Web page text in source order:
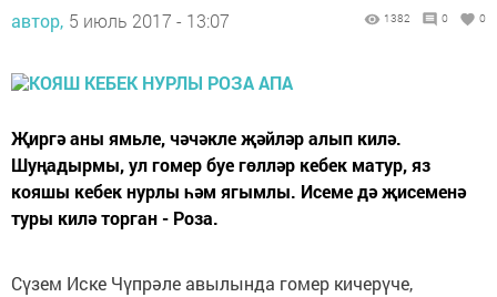
автор, 5 июль 2017 - 13:07 1382 0 0
Җиргә аны ямьле, чәчәкле җәйләр алып килә.
Шуңадырмы, ул гомер буе гөлләр кебек матур, яз
кояшы кебек нурлы һәм ягымлы. Исеме дә җисеменә
туры килә торган - Роза.
Сүзем Иске Чүпрәле авылында гомер кичерүче,